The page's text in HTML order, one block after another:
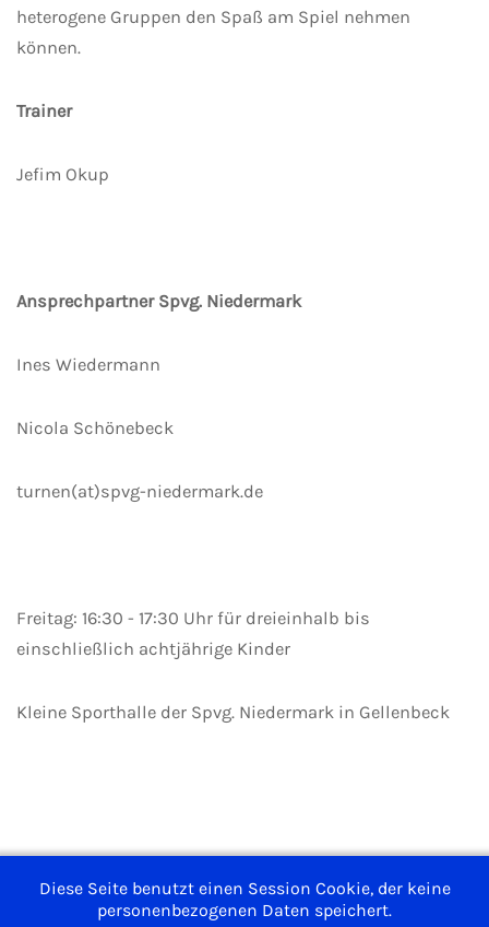
heterogene Gruppen den Spaß am Spiel nehmen
können.
Trainer
Jefim Okup
Ansprechpartner Spvg. Niedermark
Ines Wiedermann
Nicola Schönebeck
turnen(at)spvg-niedermark.de
Freitag: 16:30 - 17:30 Uhr für dreieinhalb bis
einschließlich achtjährige Kinder
Kleine Sporthalle der Spvg. Niedermark in Gellenbeck
Nutzungsbedingungen
Diese Seite benutzt einen Session Cookie, der keine
personenbezogenen Daten speichert.